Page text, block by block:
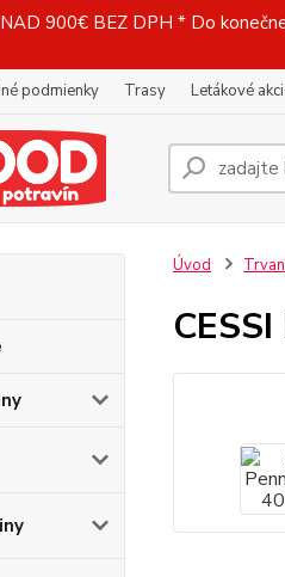
900€ BEZ DPH * Do
podmienky Trasy Letákové
Úvod